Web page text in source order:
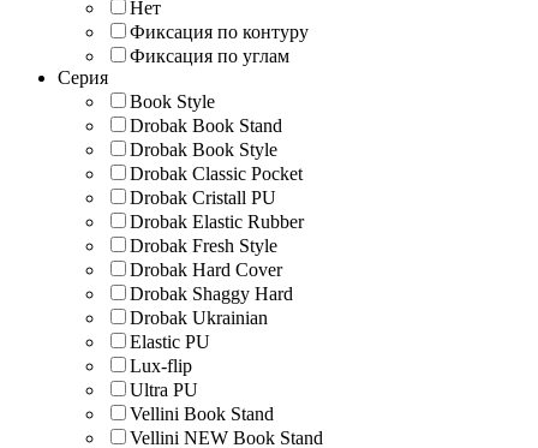
Нет
Фиксация по контуру
Фиксация по углам
Серия
Book Style
Drobak Book Stand
Drobak Book Style
Drobak Classic Pocket
Drobak Cristall PU
Drobak Elastic Rubber
Drobak Fresh Style
Drobak Hard Cover
Drobak Shaggy Hard
Drobak Ukrainian
Elastic PU
Lux-flip
Ultra PU
Vellini Book Stand
Vellini NEW Book Stand